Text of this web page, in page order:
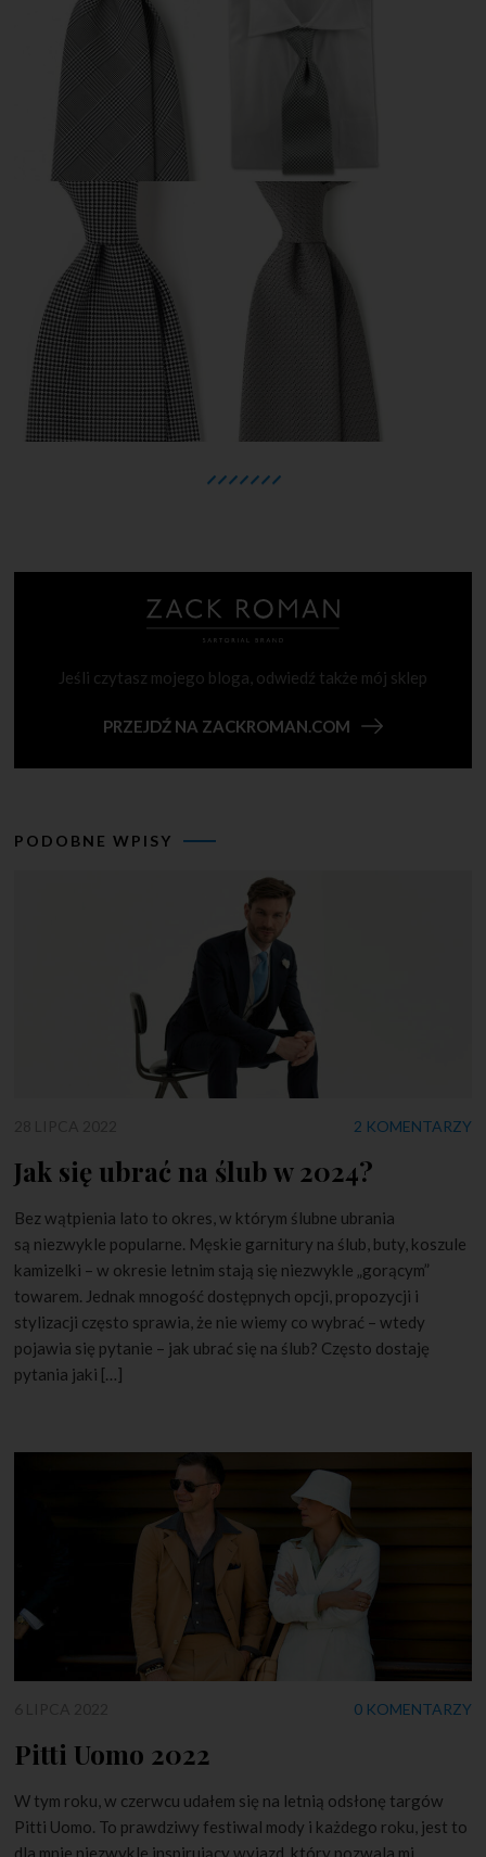
Jeśli czytasz mojego bloga, odwiedź także mój sklep
PRZEJDŹ NA ZACKROMAN.COM
PODOBNE WPISY
2 KOMENTARZY
Jak się ubrać na ślub w 2024?
Bez wątpienia lato to okres, w którym ślubne ubrania
są niezwykle popularne. Męskie garnitury na ślub, buty, koszule
kamizelki – w okresie letnim stają się niezwykle „gorącym”
towarem. Jednak mnogość dostępnych opcji, propozycji i
stylizacji często sprawia, że nie wiemy co wybrać – wtedy
pojawia się pytanie – jak ubrać się na ślub? Często dostaję
pytania jaki […]
0 KOMENTARZY
Pitti Uomo 2022
W tym roku, w czerwcu udałem się na letnią odsłonę targów
Pitti Uomo. To prawdziwy festiwal mody i każdego roku, jest to
dla mnie niezwykle inspirujący wyjazd, który pozwala mi